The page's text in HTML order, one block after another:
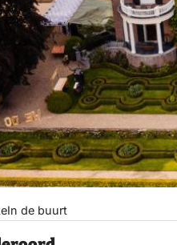
In de buurt